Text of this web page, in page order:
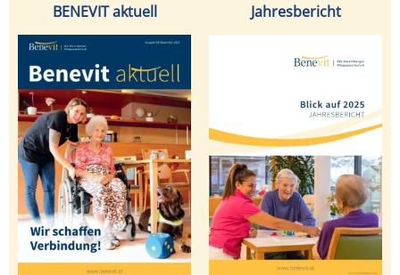
BENEVIT aktuell Jahresbericht